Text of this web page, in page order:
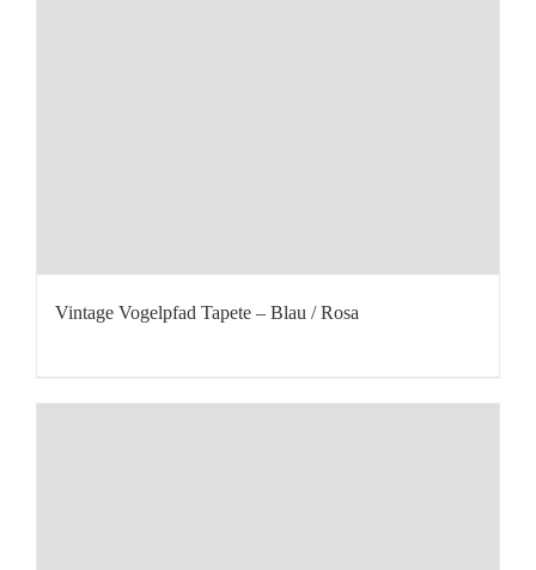
Vintage Vogelpfad Tapete – Blau / Rosa